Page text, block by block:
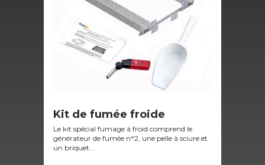
Kit de fumée froide
Le kit spécial fumage à froid comprend le
générateur de fumée n°2, une pelle à sciure et
un briquet...